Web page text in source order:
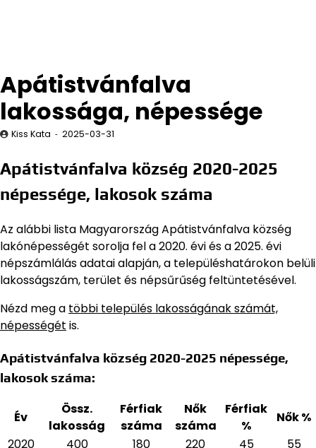
Apátistvánfalva
lakossága, népessége
Kiss Kata 2025-03-31
Apátistvánfalva község 2020-2025
népessége, lakosok száma
Az alábbi lista Magyarország Apátistvánfalva község
lakónépességét sorolja fel a 2020. évi és a 2025. évi
népszámlálás adatai alapján,a településhatárokon belüli
lakosságszám, terület és népsűrűség feltüntetésével.
Nézd meg a többi település lakosságának számát,
népességét is.
Apátistvánfalva község 2020-2025 népessége,
lakosok száma:
Év
Össz.
lakosság
Férfiak
száma
Nők
száma
Férfiak
%
Nők %
2020
400 180 220 45
55